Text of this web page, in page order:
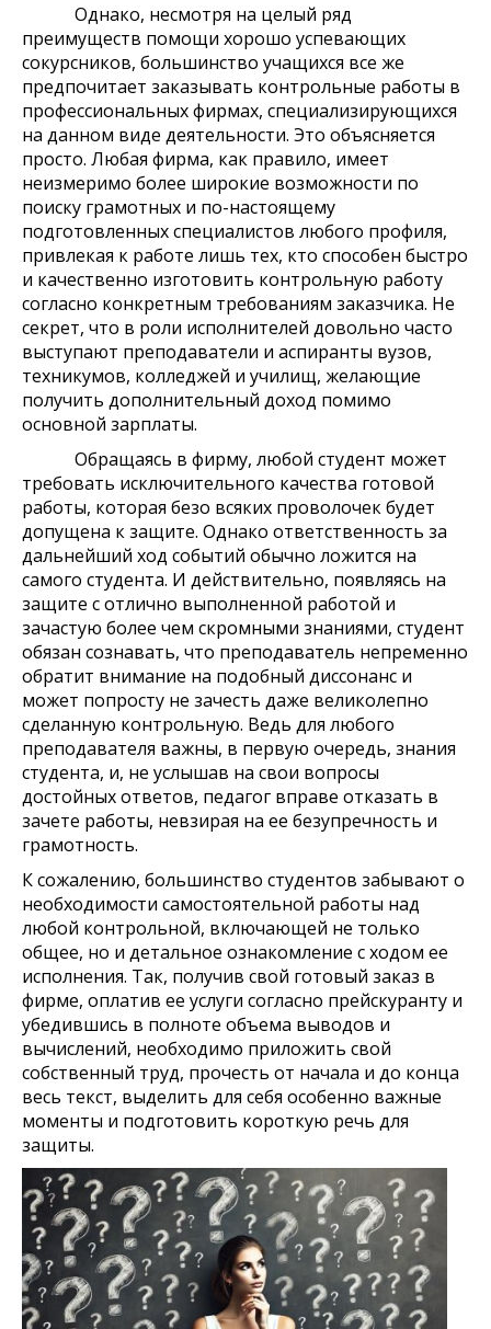
Однако, несмотря на целый ряд
преимуществ помощи хорошо успевающих
сокурсников, большинство учащихся все же
предпочитает заказывать контрольные работы в
профессиональных фирмах, специализирующихся
на данном виде деятельности. Это объясняется
просто. Любая фирма, как правило, имеет
неизмеримо более широкие возможности по
поиску грамотных и по-настоящему
подготовленных специалистов любого профиля,
привлекая к работе лишь тех, кто способен быстро
и качественно изготовить контрольную работу
согласно конкретным требованиям заказчика. Не
секрет, что в роли исполнителей довольно часто
выступают преподаватели и аспиранты вузов,
техникумов, колледжей и училищ, желающие
получить дополнительный доход помимо
основной зарплаты.
Обращаясь в фирму, любой студент может
требовать исключительного качества готовой
работы, которая безо всяких проволочек будет
допущена к защите. Однако ответственность за
дальнейший ход событий обычно ложится на
самого студента. И действительно, появляясь на
защите с отлично выполненной работой и
зачастую более чем скромными знаниями, студент
обязан сознавать, что преподаватель непременно
обратит внимание на подобный диссонанс и
может попросту не зачесть даже великолепно
сделанную контрольную. Ведь для любого
преподавателя важны, в первую очередь, знания
студента, и, не услышав на свои вопросы
достойных ответов, педагог вправе отказать в
зачете работы, невзирая на ее безупречность и
грамотность.
К сожалению, большинство студентов забывают о
необходимости самостоятельной работы над
любой контрольной, включающей не только
общее, но и детальное ознакомление с ходом ее
исполнения. Так, получив свой готовый заказ в
фирме, оплатив ее услуги согласно прейскуранту и
убедившись в полноте объема выводов и
вычислений, необходимо приложить свой
собственный труд, прочесть от начала и до конца
весь текст, выделить для себя особенно важные
моменты и подготовить короткую речь для
защиты.